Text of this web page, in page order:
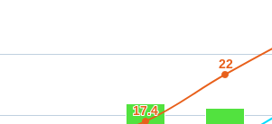
17.4
17.4
22
22